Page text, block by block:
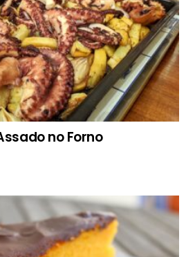
no Forno